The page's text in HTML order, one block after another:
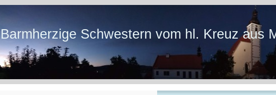
Barmherzige Schwestern vom hl. Kreuz aus